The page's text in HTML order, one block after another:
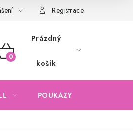
Podmínky ochrany osobních údajů
Registrace
NÁKUPNÍ
Prázdný
košík
POUKAZY